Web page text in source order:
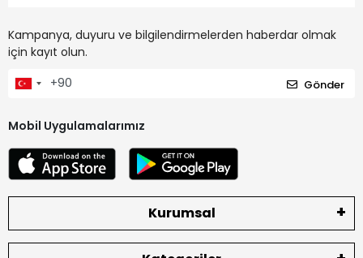
Kampanya, duyuru ve bilgilendirmelerden haberdar olmak
için kayıt olun.
Gönder
Mobil Uygulamalarımız
Kurumsal